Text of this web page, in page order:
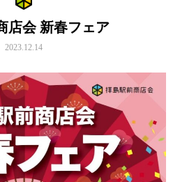
店会 新春フェア
2023.12.14